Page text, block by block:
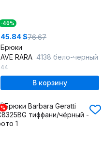
-40%
45.84 $76.67
Брюки
AVE RARA 4138 бело-черный
44
В корзину
%